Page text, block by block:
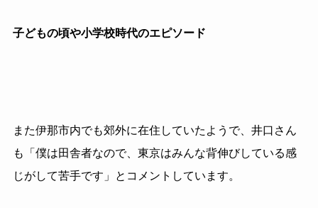
子どもの頃や小学校時代のエピソード
また伊那市内でも郊外に在住していたようで、井口さん
も「僕は田舎者なので、東京はみんな背伸びしている感
じがして苦手です」とコメントしています。